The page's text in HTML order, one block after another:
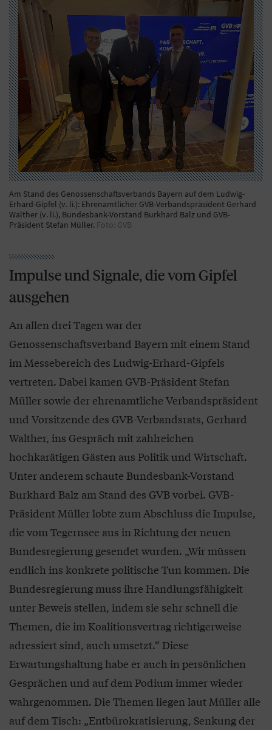
Am Stand des Genossenschaftsverbands Bayern auf dem Ludwig-
Erhard-Gipfel (v. li.): Ehrenamtlicher GVB-Verbandspräsident Gerhard
Walther (v. li.), Bundesbank-Vorstand Burkhard Balz und GVB-
Präsident Stefan Müller. Foto: GVB
Impulse und Signale, die vom Gipfel
ausgehen
An allen drei Tagen war der
Genossenschaftsverband Bayern mit einem Stand
im Messebereich des Ludwig-Erhard-Gipfels
vertreten. Dabei kamen GVB-Präsident Stefan
Müller sowie der ehrenamtliche Verbandspräsident
und Vorsitzende des GVB-Verbandsrats, Gerhard
Walther, ins Gespräch mit zahlreichen
hochkarätigen Gästen aus Politik und Wirtschaft.
Unter anderem schaute Bundesbank-Vorstand
Burkhard Balz am Stand des GVB vorbei. GVB-
Präsident Müller lobte zum Abschluss die Impulse,
die vom Tegernsee aus in Richtung der neuen
Bundesregierung gesendet wurden. „Wir müssen
endlich ins konkrete politische Tun kommen. Die
Bundesregierung muss ihre Handlungsfähigkeit
unter Beweis stellen, indem sie sehr schnell die
Themen, die im Koalitionsvertrag richtigerweise
adressiert sind, auch umsetzt.“ Diese
Erwartungshaltung habe er auch in persönlichen
Gesprächen und auf dem Podium immer wieder
wahrgenommen. Die Themen liegen laut Müller alle
auf dem Tisch: „Entbürokratisierung, Senkung der